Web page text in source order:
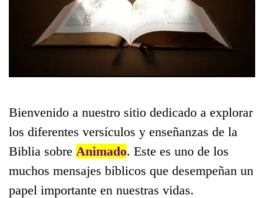
Bienvenido a nuestro sitio dedicado a explorar
los diferentes versículos y enseñanzas de la
Biblia sobre Animado. Este es uno de los
muchos mensajes bíblicos que desempeñan un
papel importante en nuestras vidas.